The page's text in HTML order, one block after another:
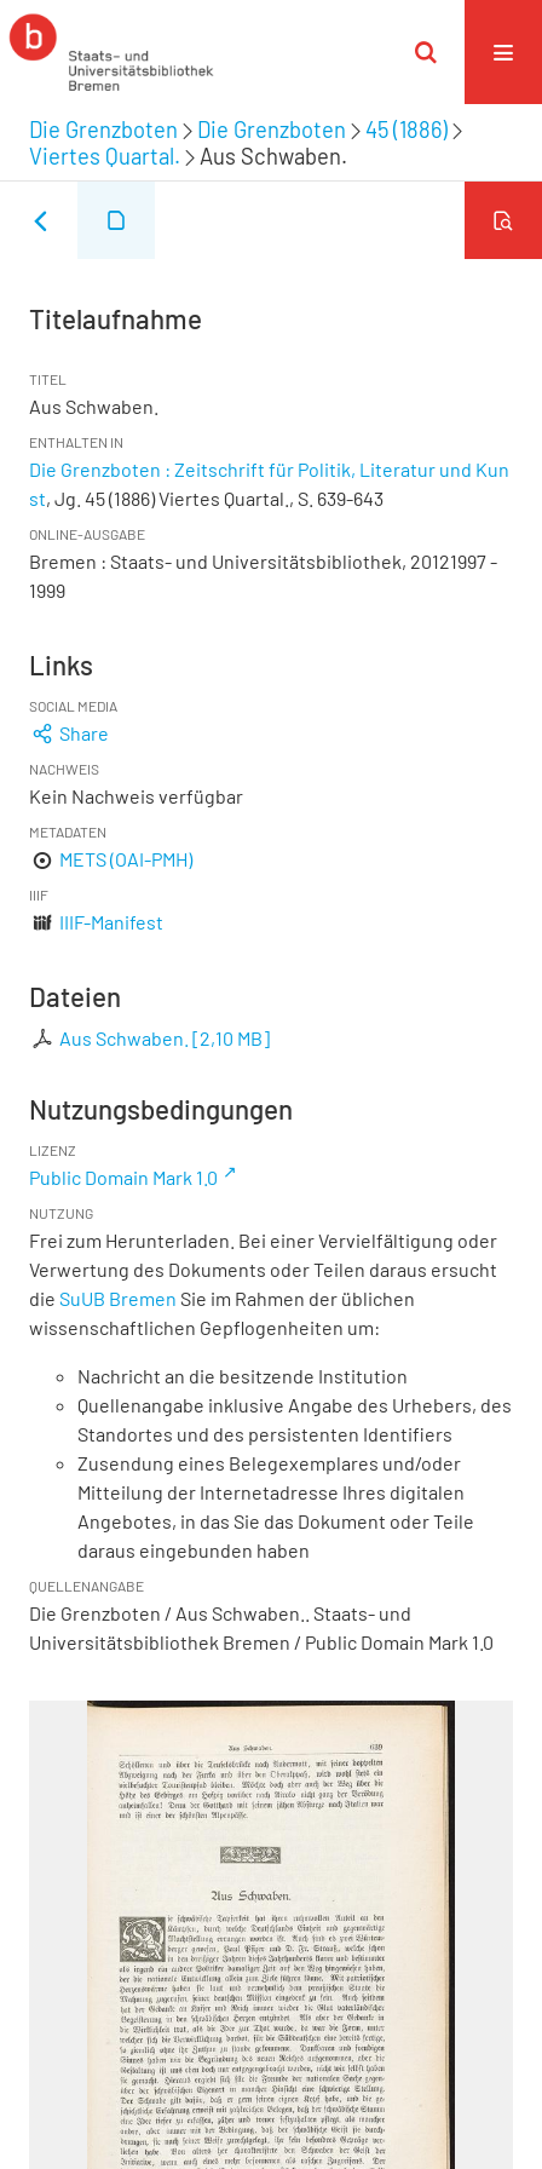
Die Grenzboten Die Grenzboten
45 (1886)
Viertes Quartal.
Aus Schwaben.
Titelaufnahme
TITEL
Aus Schwaben.
ENTHALTEN IN
Die Grenzboten : Zeitschrift für Politik, Literatur und Kun
st, Jg. 45 (1886) Viertes Quartal., S. 639-643
ONLINE-AUSGABE
Bremen : Staats- und Universitätsbibliothek, 20121997 -
1999
Links
SOCIAL MEDIA
Share
NACHWEIS
Kein Nachweis verfügbar
METADATEN
METS (OAI-PMH)
IIIF
IIIF-Manifest
Dateien
Aus Schwaben. [2,10 MB]
Nutzungsbedingungen
LIZENZ
Public Domain Mark 1.0
NUTZUNG
Frei zum Herunterladen. Bei einer Vervielfältigung oder
Verwertung des Dokuments oder Teilen daraus ersucht
die SuUB Bremen Sie im Rahmen der üblichen
wissenschaftlichen Gepflogenheiten um:
Nachricht an die besitzende Institution
Quellenangabe inklusive Angabe des Urhebers, des
Standortes und des persistenten Identifiers
Zusendung eines Belegexemplares und/oder
Mitteilung der Internetadresse Ihres digitalen
Angebotes, in das Sie das Dokument oder Teile
daraus eingebunden haben
QUELLENANGABE
Die Grenzboten / Aus Schwaben.. Staats- und
Universitätsbibliothek Bremen / Public Domain Mark 1.0